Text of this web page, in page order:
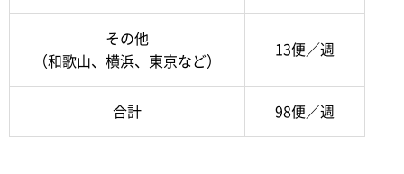
その他
（和歌山、横浜、東京など）
13便／週
合計 98便／週